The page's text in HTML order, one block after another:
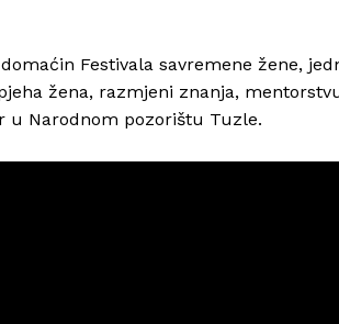
Festivala savremene žene,
žena, razmjeni znanja,
u Narodnom pozorištu Tuzle.